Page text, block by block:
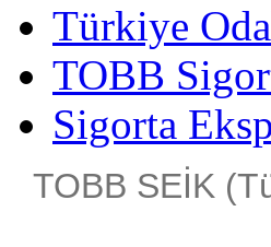
Türkiye
TOBB
Sigorta
TOBB SEİK